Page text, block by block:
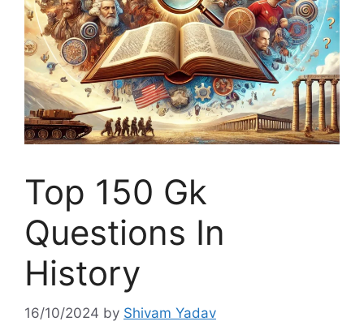
Top 150 Gk
Questions In
History
16/10/2024 by Shivam Yadav